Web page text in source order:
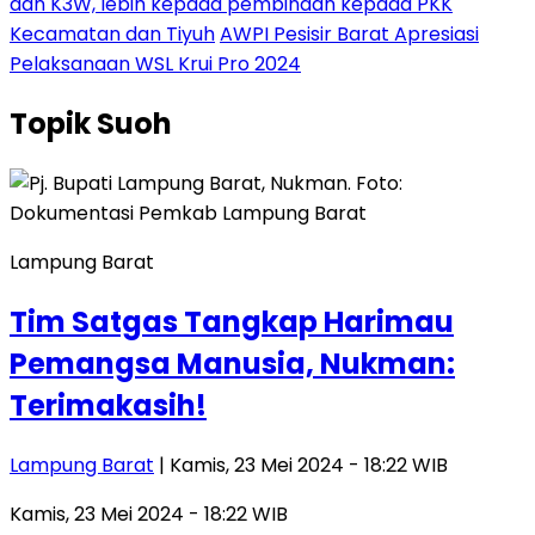
Kecamatan dan TiyuhAWPI Pesisir Barat Apresiasi
Pelaksanaan WSL Krui Pro 2024
TopikSuoh
Lampung Barat
Tim Satgas Tangkap Harimau
Pemangsa Manusia, Nukman:
Terimakasih!
Lampung Barat | Kamis, 23 Mei 2024 - 18:22 WIB
Kamis, 23 Mei 2024 - 18:22 WIB